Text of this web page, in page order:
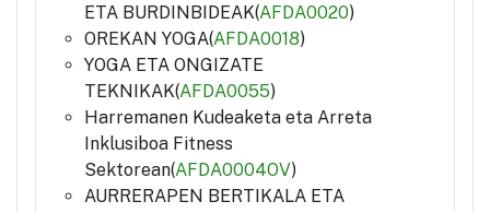
ETA BURDINBIDEAK(AFDA0020)
OREKAN YOGA(AFDA0018)
YOGA ETA ONGIZATE
TEKNIKAK(AFDA0055)
Harremanen Kudeaketa eta Arreta
Inklusiboa Fitness
Sektorean(AFDA0004OV)
AURRERAPEN BERTIKALA ETA